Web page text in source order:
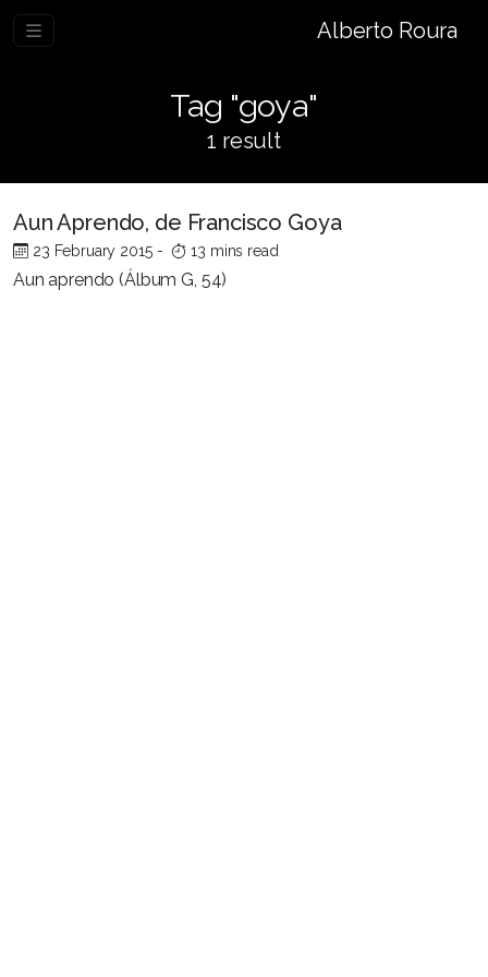
Alberto Roura
Tag "goya"
1 result
Aun Aprendo, de Francisco Goya
23 February 2015 - 13 mins read
Aun aprendo (Álbum G, 54)